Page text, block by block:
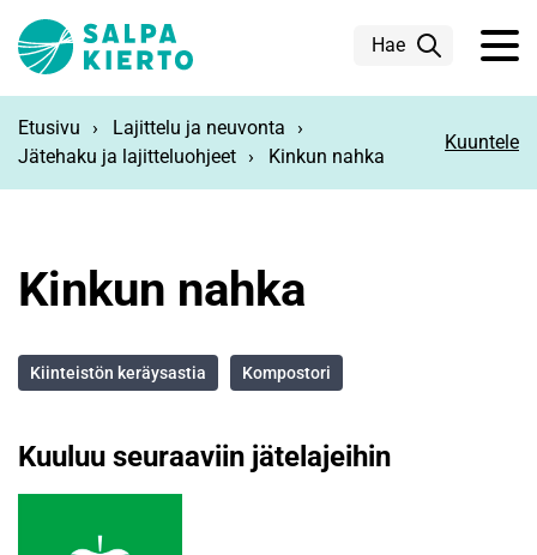
Hae
Etusivu
Lajittelu ja neuvonta
Jätehaku ja lajitteluohjeet
Kinkun nahka
Kuuntele
Kinkun nahka
Kiinteistön keräysastia Kompostori
Kuuluu seuraaviin jätelajeihin